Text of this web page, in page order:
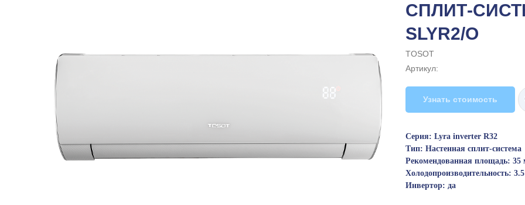
СПЛИТ-
SLYR2/O
TOSOT
Артикул:
Узнать стоимость
Серия: Lyra inverter R32
Тип: Настенная сплит-система
Рекомендованная площадь: 35
Холодопроизводительность:
Инвертор: да